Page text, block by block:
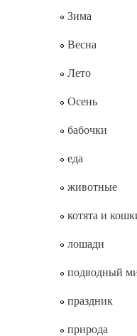
Зима
Весна
Лето
Осень
бабочки
еда
животные
котята и
лошади
подводный
праздник
природа